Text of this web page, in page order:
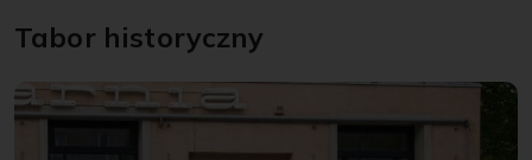
Tabor historyczny